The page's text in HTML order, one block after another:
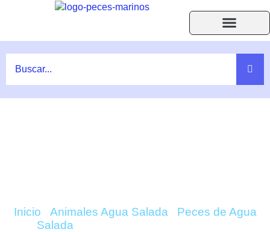
Inicio Animales Agua Salada
Peces de Agua
Salada